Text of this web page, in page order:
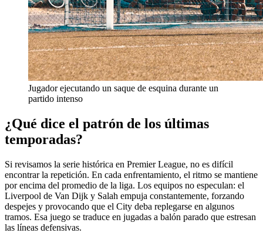
Jugador ejecutando un saque de esquina durante un
partido intenso
¿Qué dice el patrón de los últimas
temporadas?
Si revisamos la serie histórica en Premier League, no es difícil
encontrar la repetición. En cada enfrentamiento, el ritmo se mantiene
por encima del promedio de la liga. Los equipos no especulan: el
Liverpool de Van Dijk y Salah empuja constantemente, forzando
despejes y provocando que el City deba replegarse en algunos
tramos. Esa juego se traduce en jugadas a balón parado que estresan
las líneas defensivas.